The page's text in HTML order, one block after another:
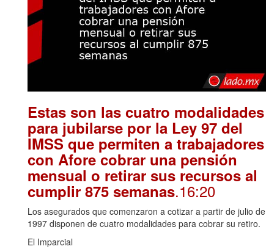
Estas son las cuatro modalidades
para jubilarse por la Ley 97 del
IMSS que permiten a trabajadores
con Afore cobrar una pensión
mensual o retirar sus recursos al
cumplir 875 semanas.16:20
Los asegurados que comenzaron a cotizar a partir de julio de
1997 disponen de cuatro modalidades para cobrar su retiro.
El Imparcial